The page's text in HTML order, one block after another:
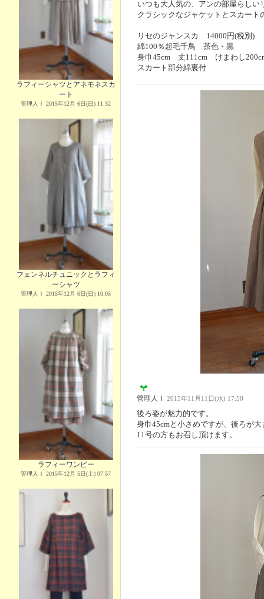
ラフィーシャツとアネモネスカ
ート
管理人Ｉ 2015年12月 6日(日) 11:32
フェンネルチュニックとラフィ
ーシャツ
管理人Ｉ 2015年12月 6日(日) 10:05
ラフィーワンピー
管理人Ｉ 2015年12月 5日(土) 07:57
いつも大人気の、アンの部屋らしい
クラシックなジャケットとスカート
リセのジャンスカ 14000円(税別)
綿100％起毛千鳥 茶色・黒
身巾45cm 丈111cm けまわし
スカート部分綿裏付
管理人Ｉ 2015年11月11日(水) 17:50
後ろ姿が魅力的です。
身巾45cmと小さめですが、後ろが
11号の方もお召し頂けます。